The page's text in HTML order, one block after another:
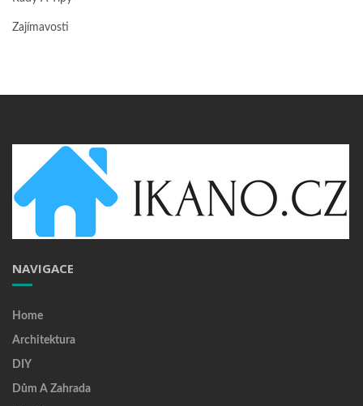
Zajímavosti
NAVIGACE
Home
Architektura
DIY
Dům A Zahrada